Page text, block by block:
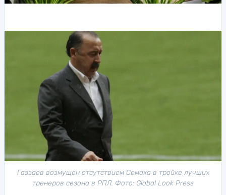
Газзаев возмущен отсутствием Семака в тройке лучших
тренеров сезона в РПЛ. Фото: Global Look Press